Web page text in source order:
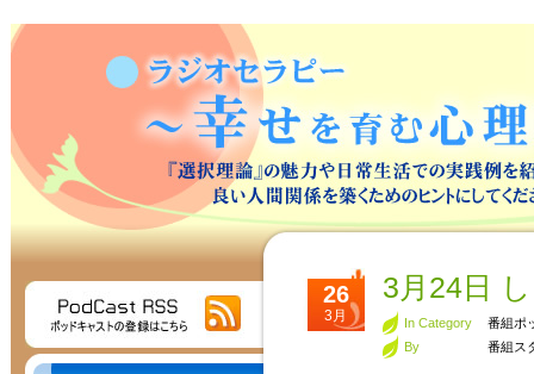
26
3月
3月24日
In Category
番組ポ
By
番組ス